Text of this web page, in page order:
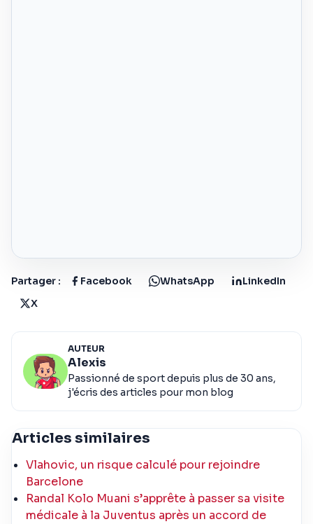
Partager : Facebook WhatsApp
LinkedIn
X
AUTEUR
Alexis
Passionné de sport depuis plus de 30 ans,
j'écris des articles pour mon blog
Articles similaires
Vlahovic, un risque calculé pour rejoindre
Barcelone
Randal Kolo Muani s’apprête à passer sa visite
médicale à la Juventus après un accord de